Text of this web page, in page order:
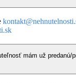
mám už predanú/